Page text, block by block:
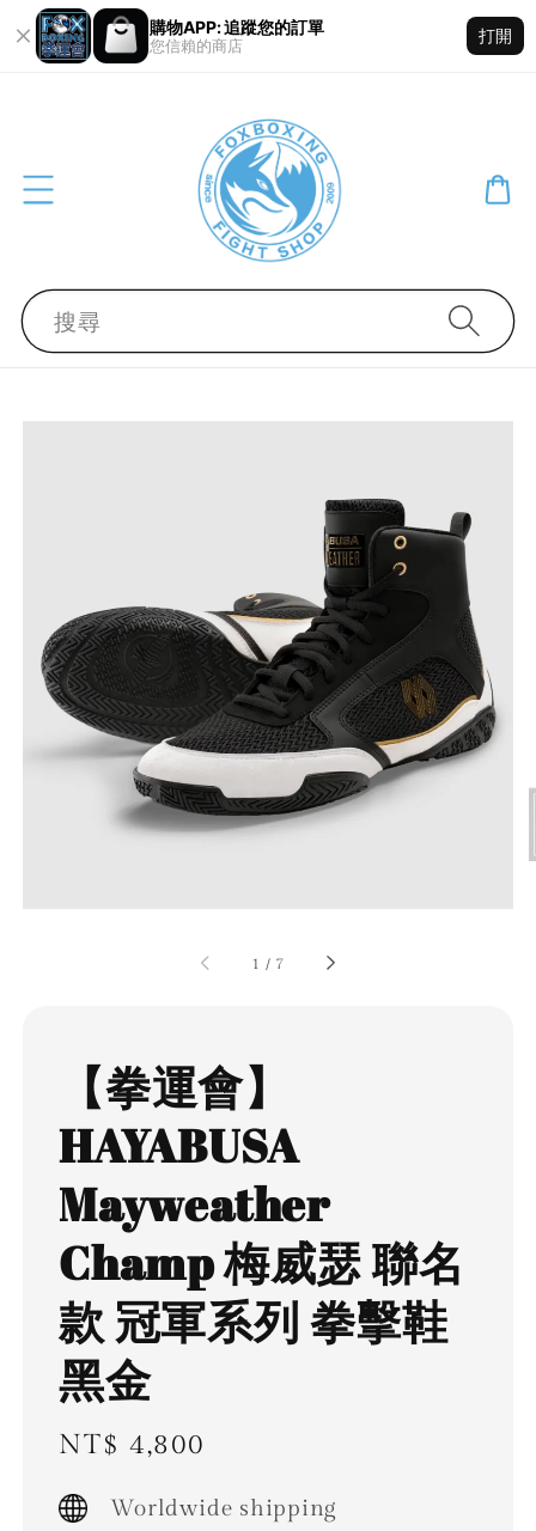
購物APP: 追蹤您的訂單
您信賴的商店
打開
搜尋
1 / 7
【拳運會】
HAYABUSA
Mayweather
Champ 梅威瑟 聯名
款 冠軍系列 拳擊鞋
黑金
Regular
NT$ 4,800
Worldwide shipping